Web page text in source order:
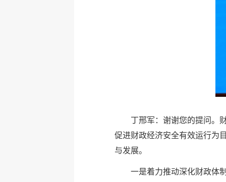
丁邢军：谢谢您的提问。
促进财政经济安全有效运行为
与发展。
一是着力推动深化财政体